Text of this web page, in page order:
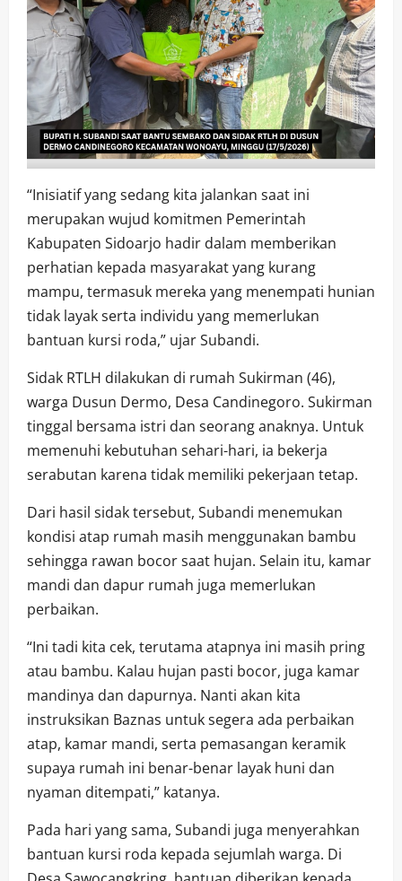
“Inisiatif yang sedang kita jalankan saat ini
merupakan wujud komitmen Pemerintah
Kabupaten Sidoarjo hadir dalam memberikan
perhatian kepada masyarakat yang kurang
mampu, termasuk mereka yang menempati hunian
tidak layak serta individu yang memerlukan
bantuan kursi roda,” ujar Subandi.
Sidak RTLH dilakukan di rumah Sukirman (46),
warga Dusun Dermo, Desa Candinegoro. Sukirman
tinggal bersama istri dan seorang anaknya. Untuk
memenuhi kebutuhan sehari-hari, ia bekerja
serabutan karena tidak memiliki pekerjaan tetap.
Dari hasil sidak tersebut, Subandi menemukan
kondisi atap rumah masih menggunakan bambu
sehingga rawan bocor saat hujan. Selain itu, kamar
mandi dan dapur rumah juga memerlukan
perbaikan.
“Ini tadi kita cek, terutama atapnya ini masih pring
atau bambu. Kalau hujan pasti bocor, juga kamar
mandinya dan dapurnya. Nanti akan kita
instruksikan Baznas untuk segera ada perbaikan
atap, kamar mandi, serta pemasangan keramik
supaya rumah ini benar-benar layak huni dan
nyaman ditempati,” katanya.
Pada hari yang sama, Subandi juga menyerahkan
bantuan kursi roda kepada sejumlah warga. Di